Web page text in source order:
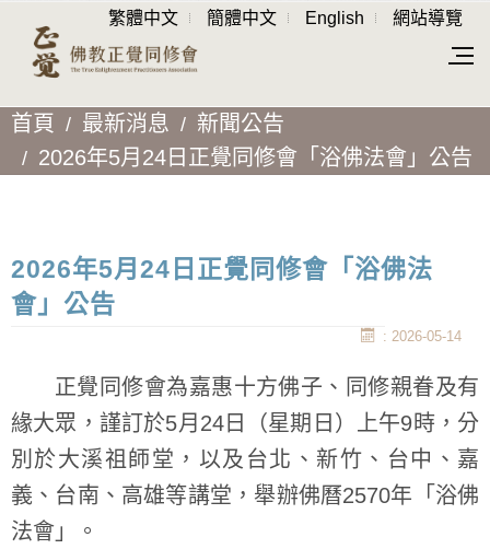
繁體中文 簡體中文 English 網站導覽
首頁 最新消息
新聞公告
2026年5月24日正覺同修會「浴佛法會」公告
2026年5月24日正覺同修會「浴佛法
會」公告
: 2026-05-14
正覺同修會為嘉惠十方佛子、同修親眷及有
緣大眾，謹訂於5月24日（星期日）上午9時，分
別於大溪祖師堂，以及台北、新竹、台中、嘉
義、台南、高雄等講堂，舉辦佛曆2570年「浴佛
法會」。